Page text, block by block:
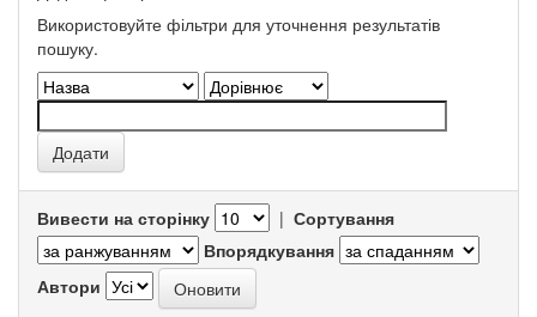
Використовуйте фільтри для уточнення результатів
пошуку.
Вивести на сторінку | Сортування
Впорядкування
Автори